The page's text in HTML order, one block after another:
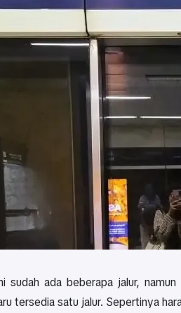
sudah ada beberapa jalur,
tersedia satu jalur. Sepertinya